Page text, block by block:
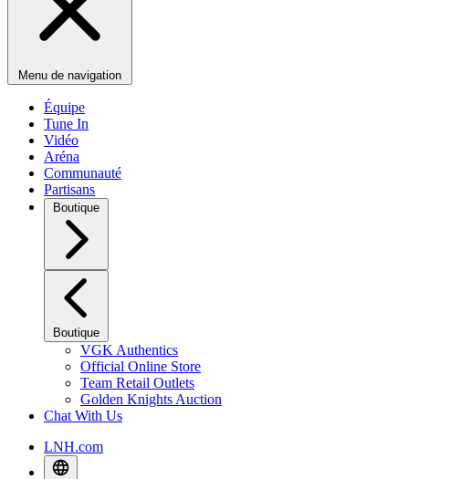
Menu de navigation
Équipe
Tune In
Vidéo
Aréna
Communauté
Partisans
Boutique
Boutique
VGK Authentics
Official Online Store
Team Retail Outlets
Golden Knights Auction
Chat With Us
LNH.com